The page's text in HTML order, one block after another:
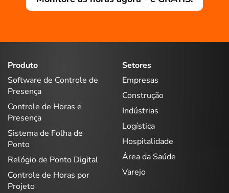
Produto
Software de Controle de
Presença
Controle de Horas e
Presença
Sistema de Folha de
Ponto
Relógio de Ponto Digital
Controle de Horas por
Projeto
Setores
Empresas
Construção
Indústrias
Logística
Hospitalidade
Área da Saúde
Varejo